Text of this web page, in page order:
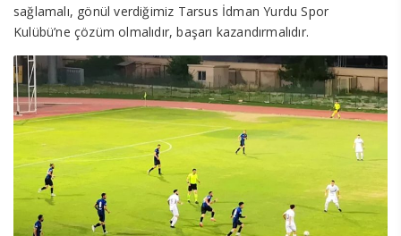
sağlamalı, gönül verdiğimiz Tarsus İdman Yurdu Spor
Kulübü’ne çözüm olmalıdır, başarı kazandırmalıdır.